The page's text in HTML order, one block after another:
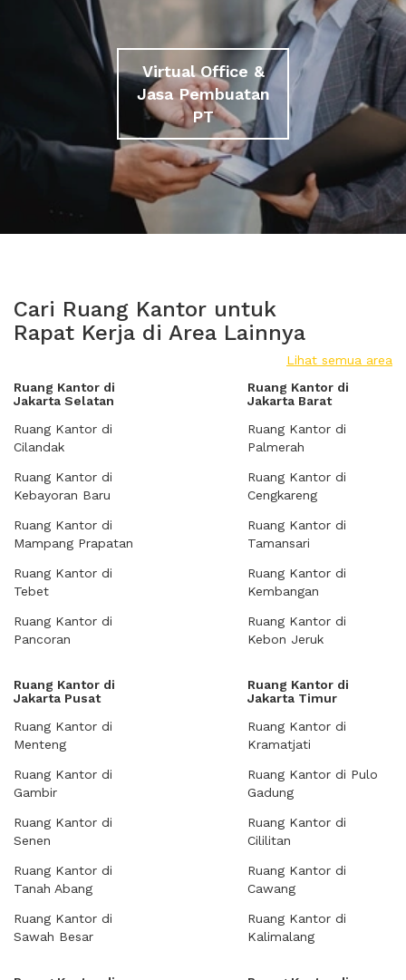
Virtual Office &
Jasa Pembuatan
PT
Cari Ruang Kantor untuk
Rapat Kerja di Area Lainnya
Lihat semua area
Ruang Kantor di
Jakarta Selatan
Ruang Kantor di
Cilandak
Ruang Kantor di
Kebayoran Baru
Ruang Kantor di
Mampang Prapatan
Ruang Kantor di
Tebet
Ruang Kantor di
Pancoran
Ruang Kantor di
Jakarta Barat
Ruang Kantor di
Palmerah
Ruang Kantor di
Cengkareng
Ruang Kantor di
Tamansari
Ruang Kantor di
Kembangan
Ruang Kantor di
Kebon Jeruk
Ruang Kantor di
Jakarta Pusat
Ruang Kantor di
Menteng
Ruang Kantor di
Gambir
Ruang Kantor di
Senen
Ruang Kantor di
Tanah Abang
Ruang Kantor di
Sawah Besar
Ruang Kantor di
Jakarta Timur
Ruang Kantor di
Kramatjati
Ruang Kantor di Pulo
Gadung
Ruang Kantor di
Cililitan
Ruang Kantor di
Cawang
Ruang Kantor di
Kalimalang